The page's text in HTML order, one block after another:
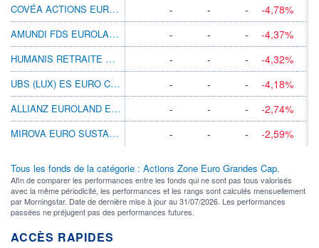
COVÉA ACTIONS EURO ID
- - -
-4,78%
AMUNDI FDS EUROLAND EQUITY R2 GBP C
- - -
-4,37%
HUMANIS RETRAITE ACTIONS C
- - -
-4,32%
UBS (LUX) ES EURO COUNTRSINCSUSTEURK-XACC
- - -
-4,18%
ALLIANZ EUROLAND EQUITY GROWTH CT EUR
- - -
-2,74%
MIROVA EURO SUSTAINABLE EQ I/D EUR
- - - -2,59%
Tous les fonds de la catégorie : Actions Zone Euro Grandes Cap.
Afin de comparer les performances entre les fonds qui ne sont pas tous valorisés
avec la même périodicité, les performances et les rangs sont calculés mensuellement
par Morningstar. Date de dernière mise à jour au 31/07/2026. Les performances
passées ne préjugent pas des performances futures.
ACCÈS RAPIDES